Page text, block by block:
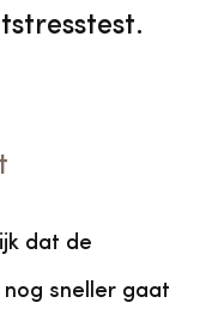
dat de
sneller gaat